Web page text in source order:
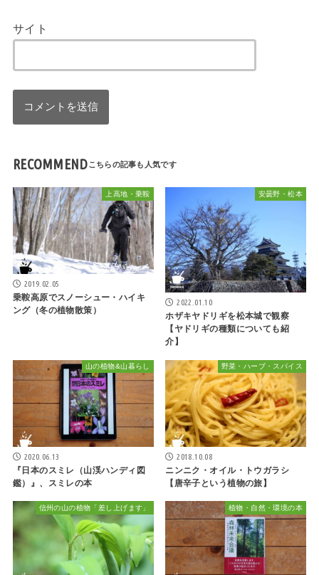
サイト
RECOMMEND
上高地・乗鞍
2019.02.05
乗鞍高原でスノーシュー・ハイキ
ング（冬の植物散策）
安曇野・松本
2022.01.10
ホザキヤドリギを松本城で観察
【ヤドリギの種類についても紹
介】
山の植物&山暮らし
2020.06.13
『日本のスミレ（山渓ハンディ図
鑑）』、スミレの本
野菜・ハーブ・スパイス
2018.10.08
ニンニク・オイル・トウガラシ
【唐辛子という植物の旅】
信州の山の植物「差し上げます」 植物・自然・環境の本